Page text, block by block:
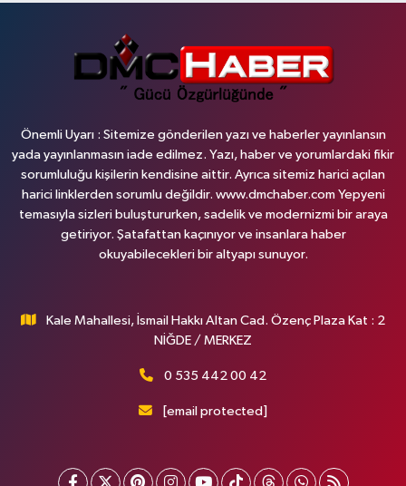
Önemli Uyarı : Sitemize gönderilen yazı ve haberler yayınlansın
yada yayınlanmasın iade edilmez. Yazı, haber ve yorumlardaki fikir
sorumluluğu kişilerin kendisine aittir. Ayrıca sitemiz harici açılan
harici linklerden sorumlu değildir. www.dmchaber.com Yepyeni
temasıyla sizleri buluştururken, sadelik ve modernizmi bir araya
getiriyor. Şatafattan kaçınıyor ve insanlara haber
okuyabilecekleri bir altyapı sunuyor.
Kale Mahallesi, İsmail Hakkı Altan Cad. Özenç Plaza Kat : 2
NİĞDE / MERKEZ
0 535 442 00 42
[email protected]